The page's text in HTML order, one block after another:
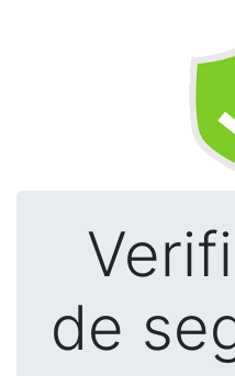
de